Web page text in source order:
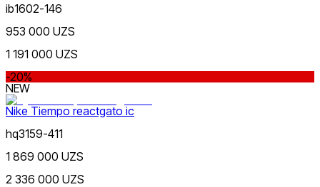
Голубой
ib1602-146
953 000 UZS
1 191 000 UZS
-20%
NEW
Nike Tiempo reactgato ic
hq3159-411
1 869 000 UZS
2 336 000 UZS